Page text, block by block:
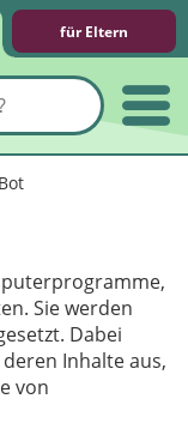
für Eltern
Bot
Sie werden
Dabei
Inhalte aus,
von